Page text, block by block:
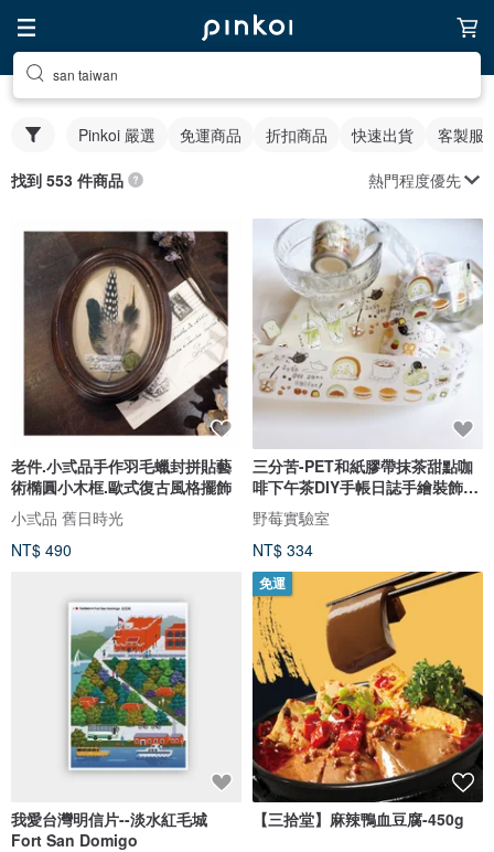
san taiwan
Pinkoi 嚴選 免運商品 折扣商品 快速出貨 客製服
找到 553 件商品 熱門程度優先
老件.小弎品手作羽毛蠟封拼貼藝
術橢圓小木框.歐式復古風格擺飾
小弎品 舊日時光
NT$ 490
三分苦-PET和紙膠帶抹茶甜點咖
啡下午茶DIY手帳日誌手繪裝飾素
材
野莓實驗室
NT$ 334
我愛台灣明信片--淡水紅毛城
Fort San Domigo
免運
【三拾堂】麻辣鴨血豆腐-450g